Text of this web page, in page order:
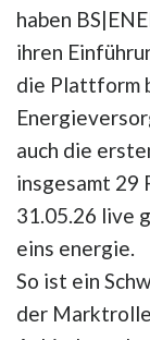
haben
ihren
die Plattform
auch die
insgesamt 29
31.05.26 live
eins energie.
So ist ein
der